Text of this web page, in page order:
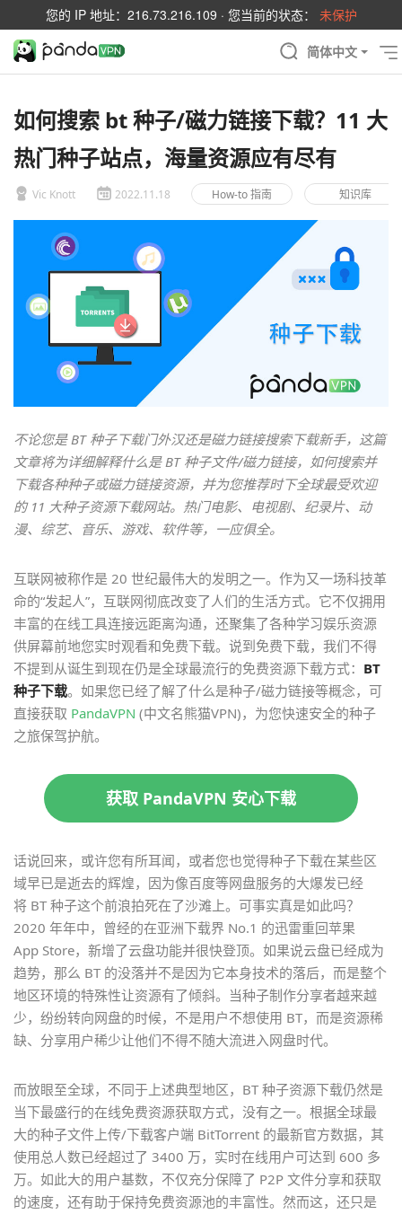
您的 IP 地址： 216.73.216.109 · 您当前的状态： 未保护
简体中文
如何搜索 bt 种子/磁力链接下载？11 大
热门种子站点，海量资源应有尽有
Vic Knott 2022.11.18 How-to 指南 知识库
不论您是 BT 种子下载门外汉还是磁力链接搜索下载新手，这篇
文章将为详细解释什么是 BT 种子文件/磁力链接，如何搜索并
下载各种种子或磁力链接资源，并为您推荐时下全球最受欢迎
的 11 大种子资源下载网站。热门电影、电视剧、纪录片、动
漫、综艺、音乐、游戏、软件等，一应俱全。
互联网被称作是 20 世纪最伟大的发明之一。作为又一场科技革
命的“发起人”，互联网彻底改变了人们的生活方式。它不仅拥用
丰富的在线工具连接远距离沟通，还聚集了各种学习娱乐资源
供屏幕前地您实时观看和免费下载。说到免费下载，我们不得
不提到从诞生到现在仍是全球最流行的免费资源下载方式： BT
种子下载。如果您已经了解了什么是种子/磁力链接等概念，可
直接获取 PandaVPN (中文名熊猫VPN)，为您快速安全的种子
之旅保驾护航。
获取 PandaVPN 安心下载
话说回来，或许您有所耳闻，或者您也觉得种子下载在某些区
域早已是逝去的辉煌，因为像百度等网盘服务的大爆发已经
将 BT 种子这个前浪拍死在了沙滩上。可事实真是如此吗？
2020 年年中，曾经的在亚洲下载界 No.1 的迅雷重回苹果
App Store，新增了云盘功能并很快登顶。如果说云盘已经成为
趋势，那么 BT 的没落并不是因为它本身技术的落后，而是整个
地区环境的特殊性让资源有了倾斜。当种子制作分享者越来越
少，纷纷转向网盘的时候，不是用户不想使用 BT，而是资源稀
缺、分享用户稀少让他们不得不随大流进入网盘时代。
而放眼至全球，不同于上述典型地区，BT 种子资源下载仍然是
当下最盛行的在线免费资源获取方式，没有之一。根据全球最
大的种子文件上传/下载客户端 BitTorrent 的最新官方数据，其
使用总人数已经超过了 3400 万，实时在线用户可达到 600 多
万。如此大的用户基数，不仅充分保障了 P2P 文件分享和获取
的速度，还有助于保持免费资源池的丰富性。然而这，还只是